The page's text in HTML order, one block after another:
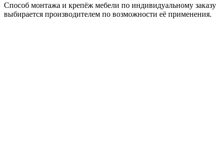
Способ монтажа и крепёж мебели по индивидуальному заказу
выбирается производителем по возможности её применения.